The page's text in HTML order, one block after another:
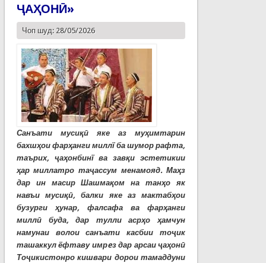
ҶАҲОНӢ»
Чоп шуд: 28/05/2026
Санъати мусиқӣ яке аз муҳимтарин
бахшҳои фарҳанги миллї ба шумор рафта,
таърих, ҷаҳонбинї ва завқи эстетикии
ҳар миллатро таҷассум менамояд. Маҳз
дар ин масир Шашмақом на танҳо як
навъи мусиқӣ, балки яке аз мактабҳои
бузурги ҳунар, фалсафа ва фарҳанги
миллӣ буда, дар тулли асрҳо ҳамчун
намунаи волои санъати касбии тоҷик
ташаккул ёфтаву имрeз дар арсаи ҷаҳонӣ
Тоҷикистонро кишвари дорои тамаддуни